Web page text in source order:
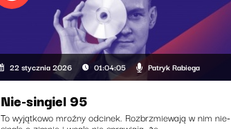
22 stycznia 2026 01:04:05 Patryk Rabiega
Nie-singiel 95
To wyjątkowo mroźny odcinek. Rozbrzmiewają w nim nie-